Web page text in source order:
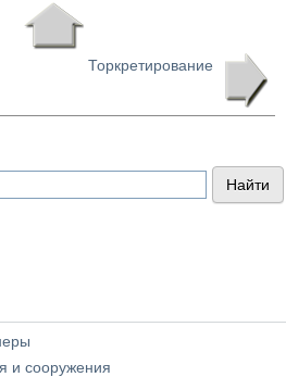
Торкретирование
и сооружения